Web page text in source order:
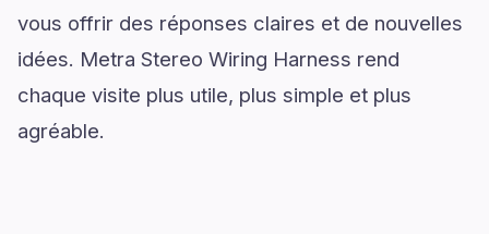
vous offrir des réponses claires et de nouvelles
idées. Metra Stereo Wiring Harness rend
chaque visite plus utile, plus simple et plus
agréable.